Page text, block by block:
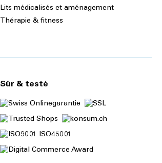
Lits médicalisés et aménagement
Thérapie & fitness
Sûr & testé